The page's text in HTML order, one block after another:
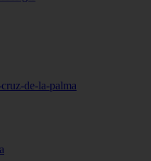
de-la-palma